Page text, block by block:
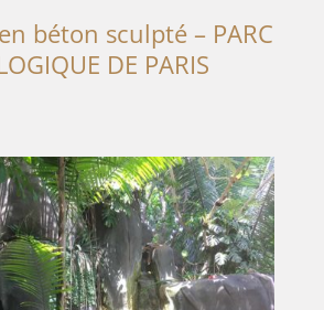
béton sculpté – PARC
DE PARIS